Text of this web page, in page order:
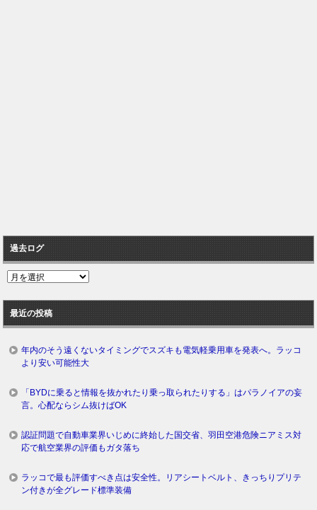
過去ログ
過
ロ
グ
最近の投稿
年内のそう遠くないタイミングでスズキも電気軽乗用車を発表へ。ラッコ
より安い可能性大
「BYDに乗ると情報を抜かれたり乗っ取られたりする」はパラノイアの妄
言。心配ならシム抜けばOK
認証問題で自動車業界いじめに終始した国交省、羽田空港危険ニアミス対
応で航空業界の評価もガタ落ち
ラッコで最も評価すべき点は安全性。リアシートベルト、きっちりプリテ
ン付きが全グレード標準装備